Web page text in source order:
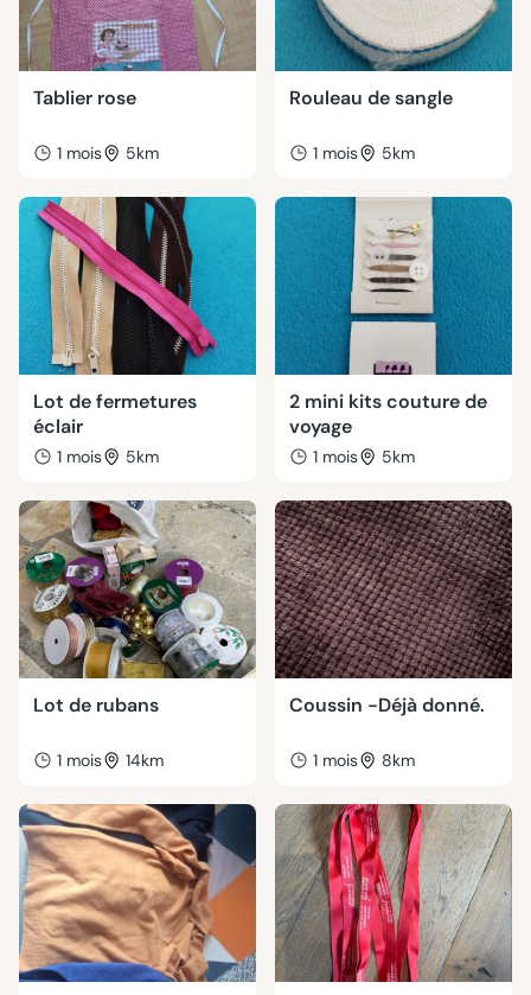
Tablier rose
1 mois 5km
Rouleau de sangle
1 mois 5km
Lot de fermetures
éclair
1 mois 5km
2 mini kits couture de
voyage
1 mois 5km
Lot de rubans
1 mois 14km
Coussin -Déjà donné.
1 mois 8km